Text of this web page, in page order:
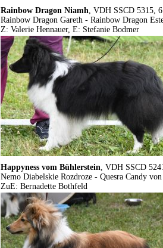
Rainbow Dragon Niamh, VDH SSCD 5315,
Rainbow Dragon Gareth - Rainbow Dragon
Z: Valerie Hennauer, E: Stefanie Bodmer
Happyness vom Bühlerstein, VDH SSCD
Nemo Diabelskie Rozdroze - Quesra Candy
ZuE: Bernadette Bothfeld